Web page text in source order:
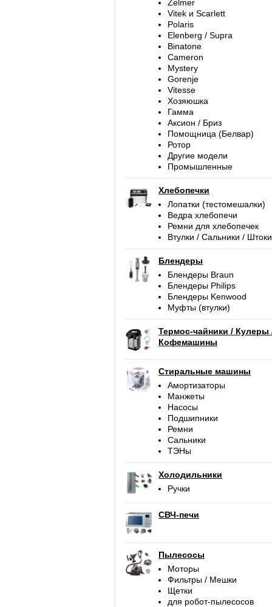
Zelmer
Vitek и Scarlett
Polaris
Elenberg / Supra
Binatone
Cameron
Mystery
Gorenje
Vitesse
Хозяюшка
Гамма
Аксион / Бриз
Помощница (Белвар)
Ротор
Другие модели
Промышленные
Хлебопечки
Лопатки (тестомешалки)
Ведра хлебопечи
Ремни для хлебопечек
Втулки / Сальники / Штоки
Блендеры
Блендеры Braun
Блендеры Philips
Блендеры Kenwood
Муфты (втулки)
Термос-чайники / Кулеры
Кофемашины
Стиральные машины
Амортизаторы
Манжеты
Насосы
Подшипники
Ремни
Сальники
ТЭНы
Холодильники
Ручки
СВЧ-печи
Пылесосы
Моторы
Фильтры / Мешки
Щетки
для робот-пылесосов